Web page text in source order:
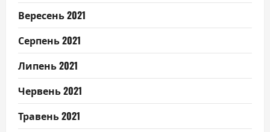
Вересень 2021
Серпень 2021
Липень 2021
Червень 2021
Травень 2021